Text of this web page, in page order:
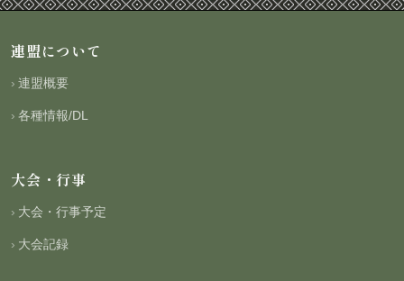
連盟について
連盟概要
各種情報/DL
大会・行事
大会・行事予定
大会記録